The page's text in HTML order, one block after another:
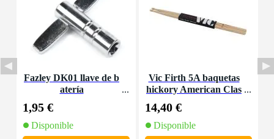
Fazley DK01 llave de b
atería
1,95 €
Disponible
Vic Firth 5A baquetas
hickory American Clas
14,40 €
Disponible